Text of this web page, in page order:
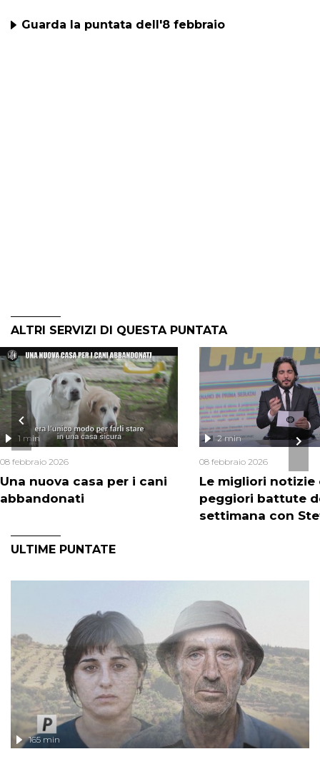
Guarda la puntata dell'8 febbraio
ALTRI SERVIZI DI QUESTA PUNTATA
Una nuova casa per i cani
abbandonati
1 min
08 febbraio 2026
Le migliori notizie
peggiori battute
settimana con
2 min
08 febbraio 2026
ULTIME PUNTATE
165 min